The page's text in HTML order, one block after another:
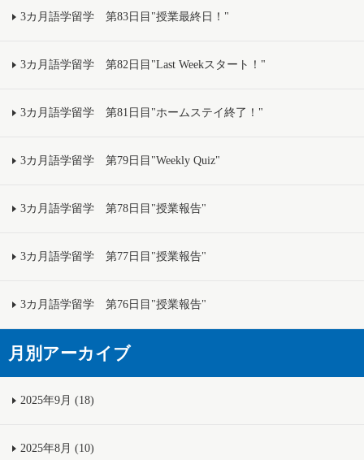
3カ月語学留学 第83日目"授業最終日！"
3カ月語学留学 第82日目"Last Weekスタート！"
3カ月語学留学 第81日目"ホームステイ終了！"
3カ月語学留学 第79日目"Weekly Quiz"
3カ月語学留学 第78日目"授業報告"
3カ月語学留学 第77日目"授業報告"
3カ月語学留学 第76日目"授業報告"
月別アーカイブ
2025年9月 (18)
2025年8月 (10)